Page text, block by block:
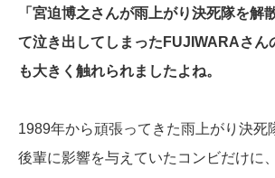
「宮迫博之さんが雨上がり決死隊を解
て泣き出してしまったFUJIWARAさん
も大きく触れられましたよね。
1989年から頑張ってきた雨上がり決死
後輩に影響を与えていたコンビだけに